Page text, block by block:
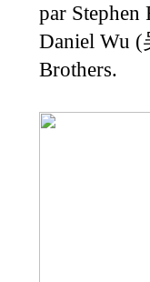
par Stephen
Daniel Wu (
Brothers.